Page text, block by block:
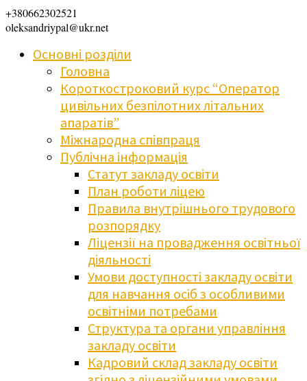
+380662302521
oleksandriypal@ukr.net
Основні розділи
Головна
Короткостроковий курс “Оператор
цивільних безпілотних літальних
апаратів”
Міжнародна співпраця
Публічна інформація
Статут закладу освіти
План роботи ліцею
Правила внутрішнього трудового
розпорядку
Ліцензії на провадження освітньої
діяльності
Умови доступності закладу освіти
для навчання осіб з особливими
освітніми потребами
Структура та органи управління
закладу освіти
Кадровий склад закладу освіти